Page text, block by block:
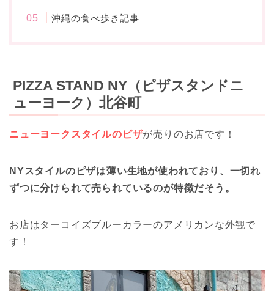
沖縄の食べ歩き記事
PIZZA STAND NY（ピザスタンドニ
ューヨーク）北谷町
ニューヨークスタイルのピザが売りのお店です！
NYスタイルのピザは薄い生地が使われており、一切れ
ずつに分けられて売られているのが特徴だそう。
お店はターコイズブルーカラーのアメリカンな外観で
す！